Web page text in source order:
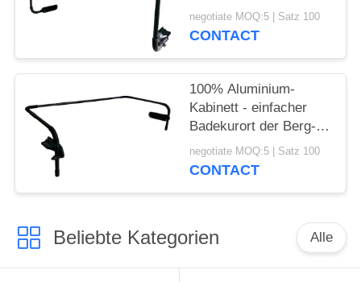
Farbaluminium mit
Pulver-Beschichtung
negotiate MOQ:5 | Satz 100
CONTACT
100% Aluminium-
Kabinett - einfacher
Badekurort der Berg-
Installations-
Abdeckungs-Vorlagen-
negotiate MOQ:5 | Satz 100
CONTACT
Beliebte Kategorien Alle